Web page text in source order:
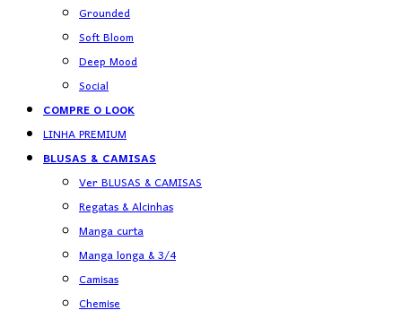
Grounded
Soft Bloom
Deep Mood
Social
COMPRE O LOOK
LINHA PREMIUM
BLUSAS & CAMISAS
Ver BLUSAS & CAMISAS
Regatas & Alcinhas
Manga curta
Manga longa & 3/4
Camisas
Chemise